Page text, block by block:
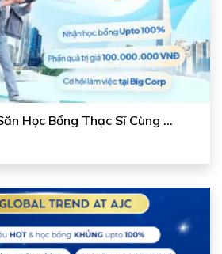
Học Bổng Thạc Sĩ Cùng ...